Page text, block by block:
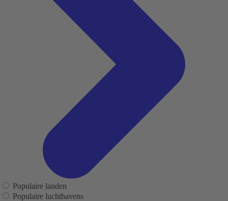
Populaire landen
Populaire luchthavens